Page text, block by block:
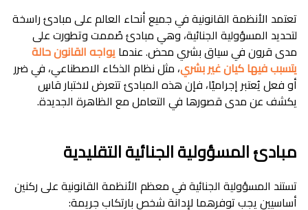
تعتمد الأنظمة القانونية في جميع أنحاء العالم على مبادئ راسخة
لتحديد المسؤولية الجنائية، وهي مبادئ صُممت وتطورت على
مدى قرون في سياق بشري محض. عندمايواجه القانون حالة
يتسبب فيها كيان غير بشري، مثل نظام الذكاء الاصطناعي، في ضرر
أو فعل يُعتبر إجراميًا، فإن هذه المبادئ تتعرض لاختبار قاسٍ
يكشف عن مدى قصورها في التعامل مع الظاهرة الجديدة.
مبادئ المسؤولية الجنائية التقليدية
تستند المسؤولية الجنائية في معظم الأنظمة القانونية على ركنين
أساسيين يجب توفرهما لإدانة شخص بارتكاب جريمة: